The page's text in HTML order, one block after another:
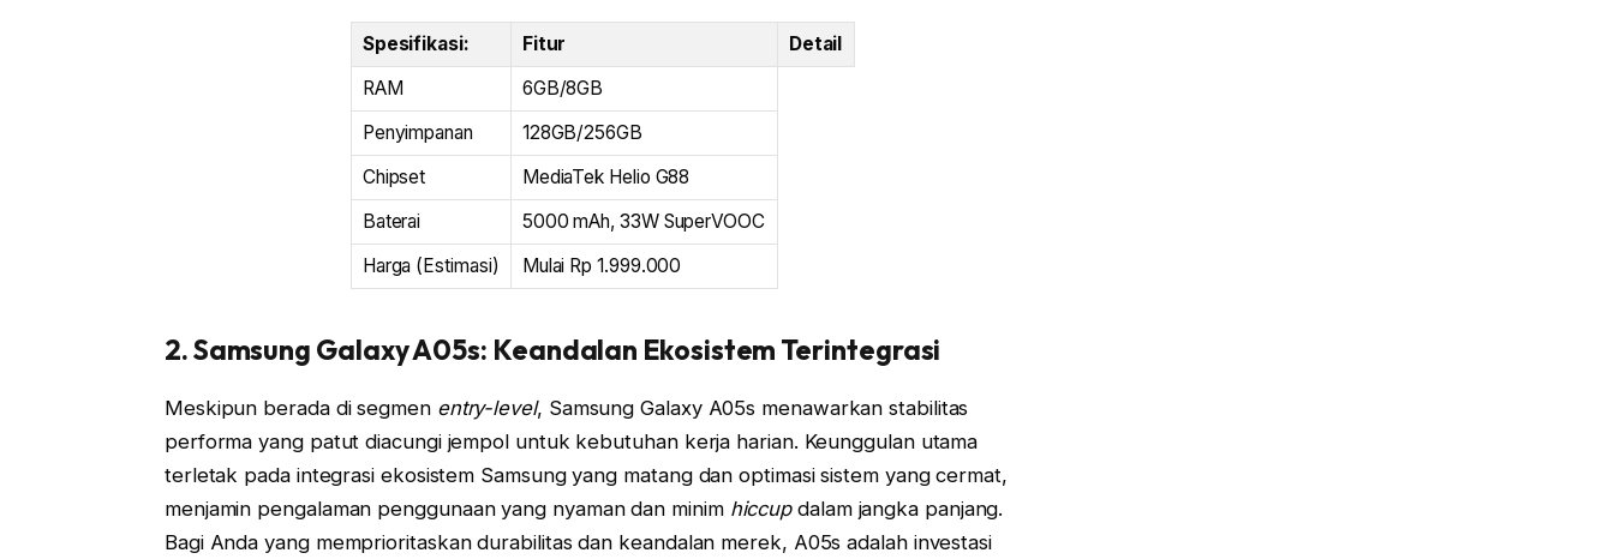
Spesifikasi: Fitur
Detail
RAM
6GB/8GB
Penyimpanan
128GB/256GB
Chipset
MediaTek Helio G88
Baterai
5000 mAh, 33W SuperVOOC
Harga (Estimasi)
Mulai Rp 1.999.000
2. Samsung Galaxy A05s: Keandalan Ekosistem Terintegrasi
Meskipun berada di segmen entry-level, Samsung Galaxy A05s menawarkan stabilitas
performa yang patut diacungi jempol untuk kebutuhan kerja harian. Keunggulan utama
terletak pada integrasi ekosistem Samsung yang matang dan optimasi sistem yang cermat,
menjamin pengalaman penggunaan yang nyaman dan minim hiccupdalam jangka panjang.
Bagi Anda yang memprioritaskan durabilitas dan keandalan merek, A05s adalah investasi